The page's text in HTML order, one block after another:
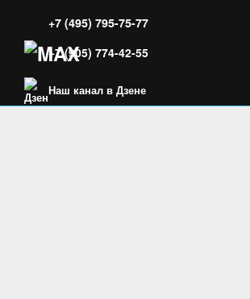
+7 (495) 795-75-77
+7 (905) 774-42-55
Наш канал в Дзене